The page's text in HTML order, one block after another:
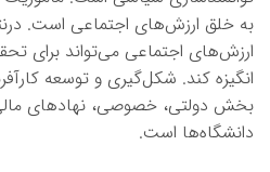
به خلق ارزش‌های اجتماعی است.
ارزش‌های اجتماعی می‌تواند برای
انگیزه کند. شکل‌گیری و توسعه
بخش دولتی، خصوصی، نهادهای
دانشگاه‌ها است.